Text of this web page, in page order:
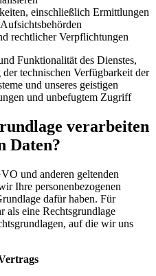
einschließlich Ermittlungen
rechtlicher Verpflichtungen
Funktionalität des Dienstes,
technischen Verfügbarkeit der
und unseres geistigen
und unbefugtem Zugriff
verarbeiten
Daten?
und anderen geltenden
Ihre personenbezogenen
dafür haben. Für
als eine Rechtsgrundlage
auf die wir uns